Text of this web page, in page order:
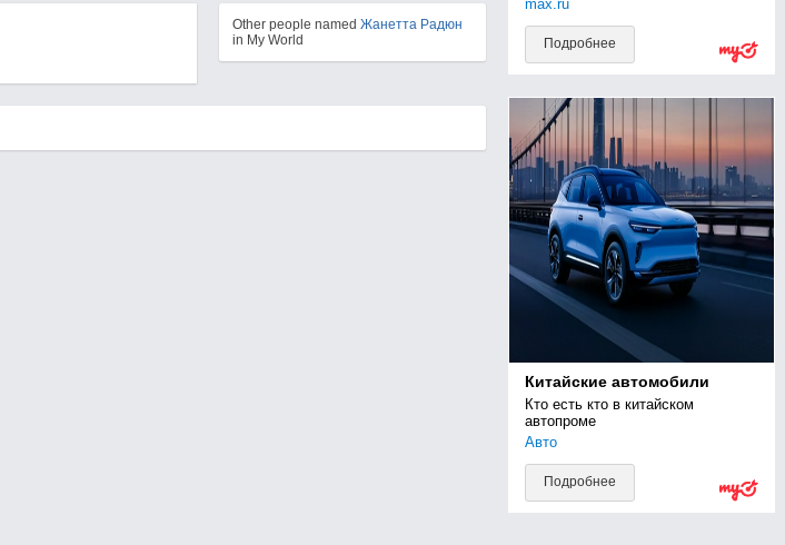
max.ru
Подробнее
Китайские автомобили
Кто есть кто в китайском
автопроме
Авто
Подробнее
Other people named Жанетта Радюн
in My World